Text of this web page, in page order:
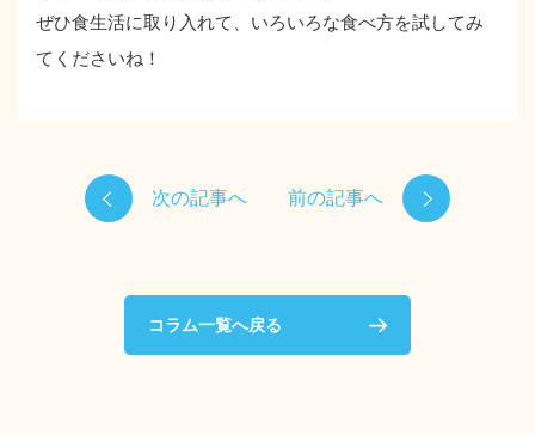
ぜひ食生活に取り入れて、いろいろな食べ方を試してみ
てくださいね！
次の記事へ 前の記事へ
コラム一覧へ戻る